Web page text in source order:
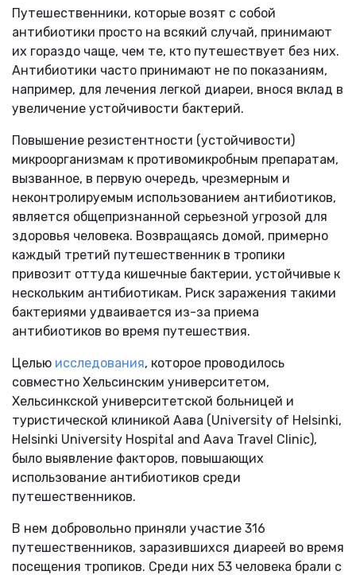
Путешественники, которые возят с собой
антибиотики просто на всякий случай, принимают
их гораздо чаще, чем те, кто путешествует без них.
Антибиотики часто принимают не по показаниям,
например, для лечения легкой диареи, внося вклад в
увеличение устойчивости бактерий.
Повышение резистентности (устойчивости)
микроорганизмам к противомикробным препаратам,
вызванное, в первую очередь, чрезмерным и
неконтролируемым использованием антибиотиков,
является общепризнанной серьезной угрозой для
здоровья человека. Возвращаясь домой, примерно
каждый третий путешественник в тропики
привозит оттуда кишечные бактерии, устойчивые к
нескольким антибиотикам. Риск заражения такими
бактериями удваивается из-за приема
антибиотиков во время путешествия.
Целью исследования, которое проводилось
совместно Хельсинским университетом,
Хельсинкской университетской больницей и
туристической клиникой Аава (University of Helsinki,
Helsinki University Hospital and Aava Travel Clinic),
было выявление факторов, повышающих
использование антибиотиков среди
путешественников.
В нем добровольно приняли участие 316
путешественников, заразившихся диареей во время
посещения тропиков. Среди них 53 человека брали с